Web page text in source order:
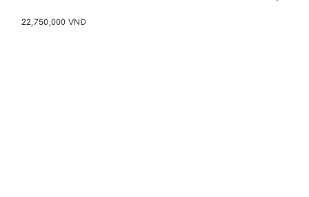
22,750,000VND